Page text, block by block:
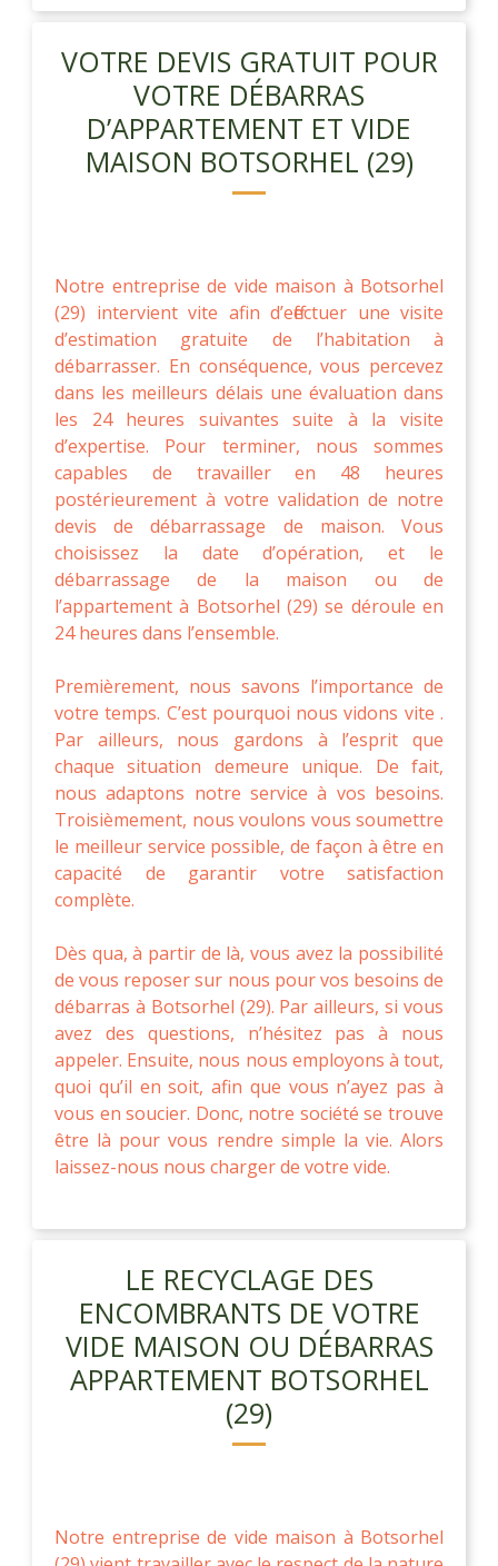
VOTRE DEVIS GRATUIT POUR
VOTRE DÉBARRAS
D’APPARTEMENT ET VIDE
MAISON BOTSORHEL (29)
Notre entreprise de vide maison à Botsorhel
(29) intervient vite afin d’effectuer une visite
d’estimation gratuite de l’habitation à
débarrasser. En conséquence, vous percevez
dans les meilleurs délais une évaluation dans
les 24 heures suivantes suite à la visite
d’expertise. Pour terminer, nous sommes
capables de travailler en 48 heures
postérieurement à votre validation de notre
devis de débarrassage de maison. Vous
choisissez la date d’opération, et le
débarrassage de la maison ou de
l’appartement à Botsorhel (29) se déroule en
24 heures dans l’ensemble.
Premièrement, nous savons l’importance de
votre temps. C’est pourquoi nous vidons vite .
Par ailleurs, nous gardons à l’esprit que
chaque situation demeure unique. De fait,
nous adaptons notre service à vos besoins.
Troisièmement, nous voulons vous soumettre
le meilleur service possible, de façon à être en
capacité de garantir votre satisfaction
complète.
Dès qua, à partir de là, vous avez la possibilité
de vous reposer sur nous pour vos besoins de
débarras à Botsorhel (29). Par ailleurs, si vous
avez des questions, n’hésitez pas à nous
appeler. Ensuite, nous nous employons à tout,
quoi qu’il en soit, afin que vous n’ayez pas à
vous en soucier. Donc, notre société se trouve
être là pour vous rendre simple la vie. Alors
laissez-nous nous charger de votre vide.
LE RECYCLAGE DES
ENCOMBRANTS DE VOTRE
VIDE MAISON OU DÉBARRAS
APPARTEMENT BOTSORHEL
(29)
Notre entreprise de vide maison à Botsorhel